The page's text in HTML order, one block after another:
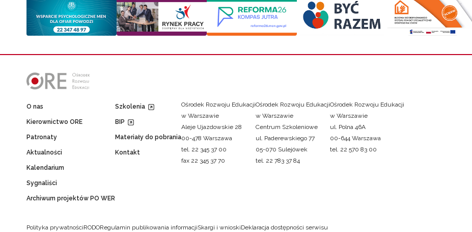
O nas
Kierownictwo ORE
Patronaty
Aktualności
Kalendarium
Sygnaliści
Archiwum projektów PO WER
Szkolenia
BIP
Materiały do pobrania
Kontakt
Ośrodek Rozwoju Edukacji
w Warszawie
Aleje Ujazdowskie 28
00-478 Warszawa
tel. 22 345 37 00
fax 22 345 37 70
Ośrodek Rozwoju Edukacji
w Warszawie
Centrum Szkoleniowe
ul. Paderewskiego 77
05-070 Sulejówek
tel. 22 783 37 84
Ośrodek Rozwoju Edukacji
w Warszawie
ul. Polna 46A
00-644 Warszawa
tel. 22 570 83 00
Polityka prywatnościRODORegulamin publikowania informacjiSkargi i wnioskiDeklaracja dostępności serwisu